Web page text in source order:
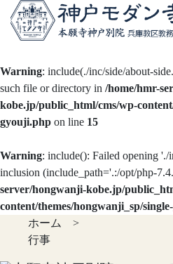
Warning: include(./inc/side/about-
such file or directory in /home/hmr-
kobe.jp/public_html/cms/wp-
gyouji.php on line 15
Warning: include(): Failed opening
inclusion (include_path='.:/opt/php-
server/hongwanji-kobe.jp/
content/themes/hongwanji_sp/
ホーム
>
行事